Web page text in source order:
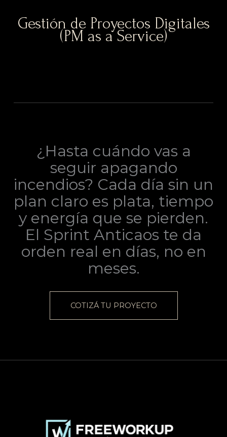
Gestión de Proyectos Digitales
(PM as a Service)
¿Hasta cuándo vas a
seguir apagando
incendios? Cada día sin un
plan claro es plata, tiempo
y energía que se pierden.
El Sprint Anticaos te da
orden real en días, no en
meses.
COTIZÁ TU PROYECTO